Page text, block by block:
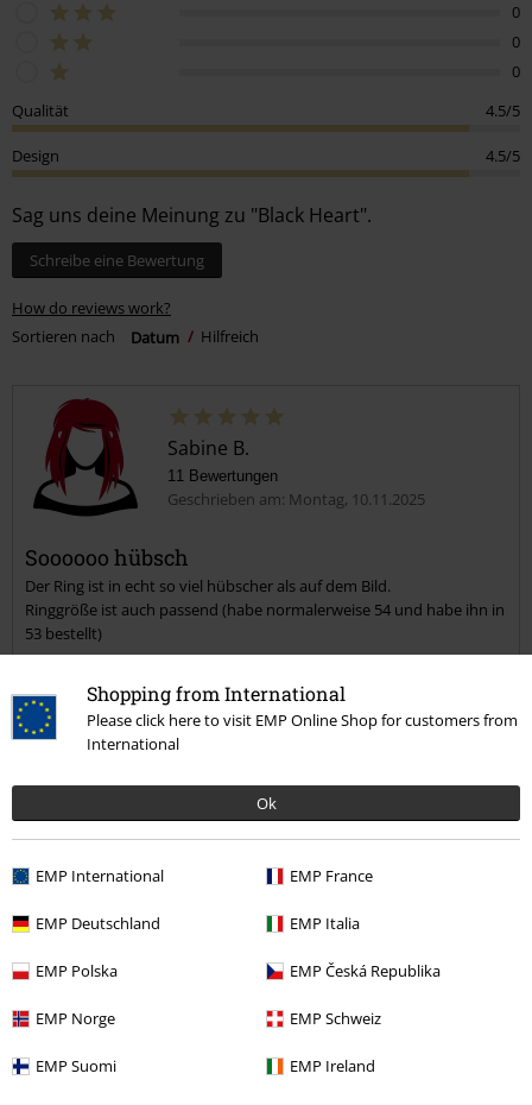
Shopping from International
Please click here to visit EMP Online Shop for customers from
International
Ok
EMP International EMP France
EMP Deutschland EMP Italia
EMP Polska EMP Česká Republika
EMP Norge EMP Schweiz
EMP Suomi EMP Ireland
0
0
0
Qualität
4.5/5
Design 4.5/5
Sag uns deine Meinung zu "Black Heart".
Schreibe eine Bewertung
How do reviews work?
Sortieren nach
Datum Hilfreich
Sabine B.
11 Bewertungen
Geschrieben am: Montag, 10.11.2025
Soooooo hübsch
Der Ring ist in echt so viel hübscher als auf dem Bild.
Ringgröße ist auch passend (habe normalerweise 54 und habe ihn in
53 bestellt)
Qualität
Verifizierte Rezension
War diese Bewertung hilfreich für dich?